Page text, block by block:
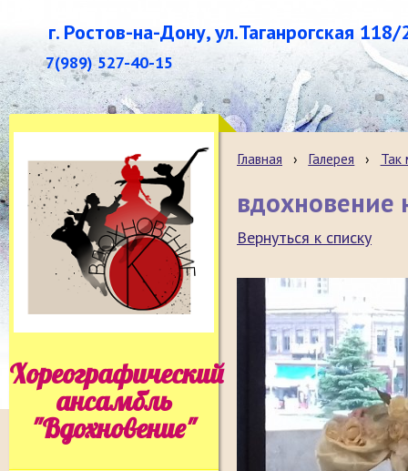
г. Ростов-на-Дону, ул.Таганрогская 118/
7(989) 527-40-15
Хореографический
ансамбль
"Вдохновение"
Главная › Галерея ›
вдохновение
Вернуться к списку